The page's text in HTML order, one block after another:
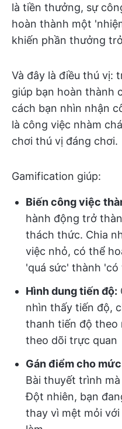
là tiền thưởng, sự
hoàn thành một
khiến phần thưởng
Và đây là điều thú vị:
giúp bạn hoàn thành
cách bạn nhìn nhận
là công việc nhàm
chơi thú vị đáng chơi.
Gamification giúp:
Biến công việc
hành động trở
thách thức. Chia
việc nhỏ, có thể
'quá sức' thành
Hình dung tiến độ:
nhìn thấy tiến độ,
thanh tiến độ theo
theo dõi trực quan
Gán điểm cho
Bài thuyết trình
Đột nhiên, bạn
thay vì mệt mỏi với